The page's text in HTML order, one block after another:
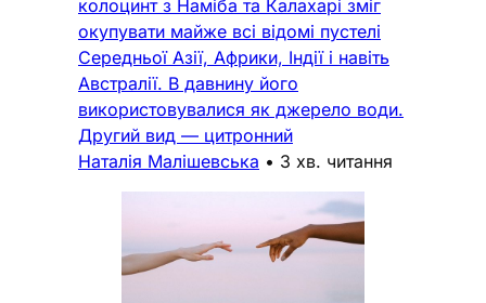
колоцинт з Наміба та Калахарі зміг
окупувати майже всі відомі пустелі
Середньої Азії, Африки, Індії і навіть
Австралії. В давнину його
використовувалися як джерело води.
Другий вид — цитронний
Наталія Малішевська • 3 хв. читання